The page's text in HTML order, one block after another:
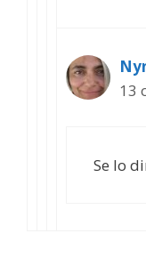
13
Se lo